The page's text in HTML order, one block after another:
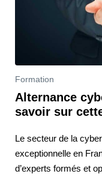
Formation
Alternance
savoir sur
Le secteur de la
exceptionnelle en
d’experts formés et